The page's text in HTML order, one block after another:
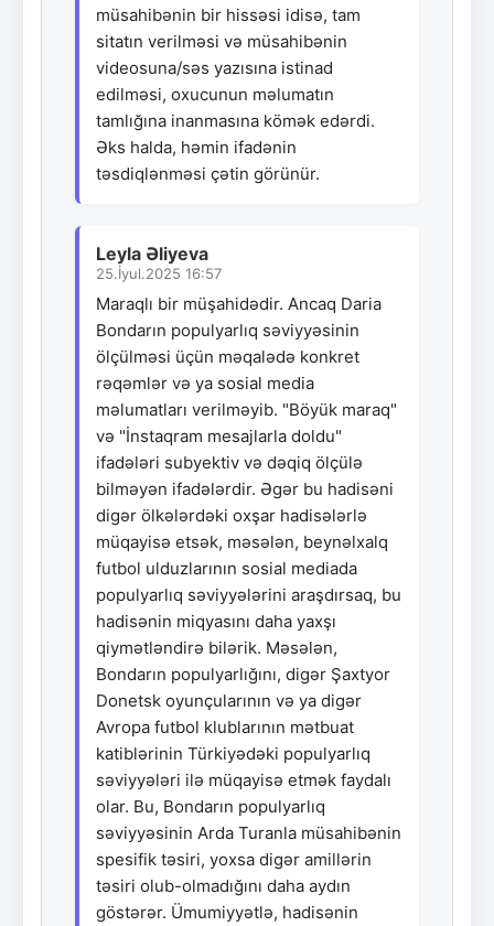
müsahibənin bir hissəsi idisə, tam
sitatın verilməsi və müsahibənin
videosuna/səs yazısına istinad
edilməsi, oxucunun məlumatın
tamlığına inanmasına kömək edərdi.
Əks halda, həmin ifadənin
təsdiqlənməsi çətin görünür.
Leyla Əliyeva
25.İyul.2025 16:57
Maraqlı bir müşahidədir. Ancaq Daria
Bondarın populyarlıq səviyyəsinin
ölçülməsi üçün məqalədə konkret
rəqəmlər və ya sosial media
məlumatları verilməyib. "Böyük maraq"
və "İnstaqram mesajlarla doldu"
ifadələri subyektiv və dəqiq ölçülə
bilməyən ifadələrdir. Əgər bu hadisəni
digər ölkələrdəki oxşar hadisələrlə
müqayisə etsək, məsələn, beynəlxalq
futbol ulduzlarının sosial mediada
populyarlıq səviyyələrini araşdırsaq, bu
hadisənin miqyasını daha yaxşı
qiymətləndirə bilərik. Məsələn,
Bondarın populyarlığını, digər Şaxtyor
Donetsk oyunçularının və ya digər
Avropa futbol klublarının mətbuat
katiblərinin Türkiyədəki populyarlıq
səviyyələri ilə müqayisə etmək faydalı
olar. Bu, Bondarın populyarlıq
səviyyəsinin Arda Turanla müsahibənin
spesifik təsiri, yoxsa digər amillərin
təsiri olub-olmadığını daha aydın
göstərər. Ümumiyyətlə, hadisənin